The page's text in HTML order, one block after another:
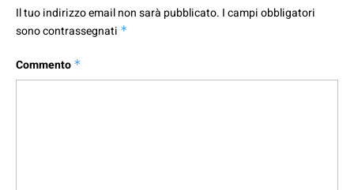
Il tuo indirizzo email non sarà pubblicato. I campi obbligatori
sono contrassegnati *
Commento *